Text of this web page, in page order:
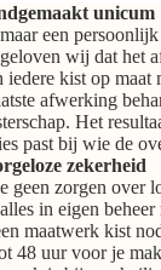
unicum
een
wij dat het
kist op maat
afwerking
Het
past bij wie de
zekerheid
zorgen over
in eigen beheer
maatwerk kist
48 uur voor je